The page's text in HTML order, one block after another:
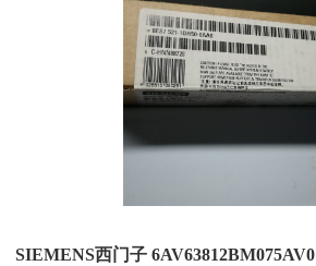
SIEMENS西门子 6AV63812BM075AV0